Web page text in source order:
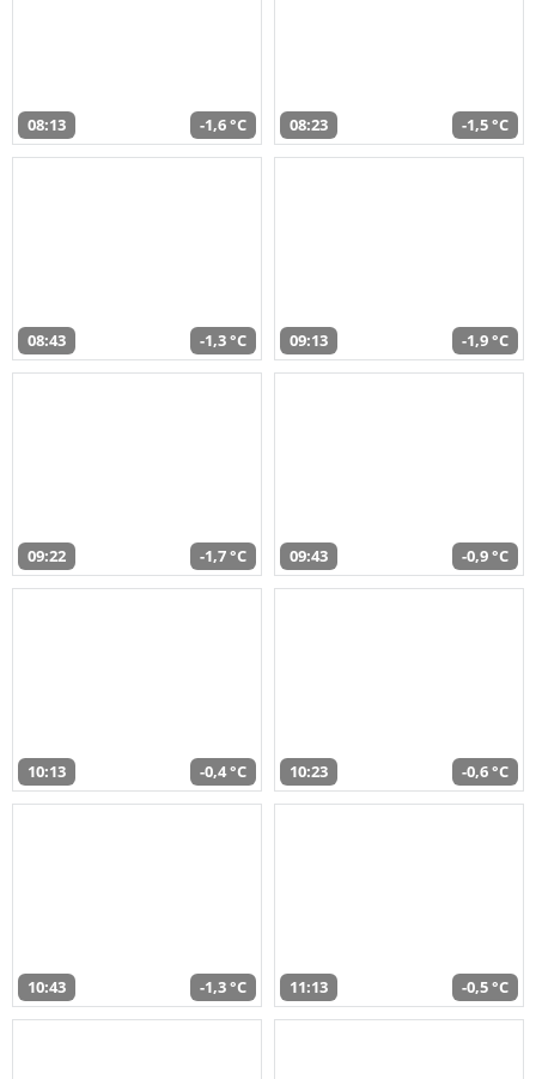
08:13 -1,6 °C 08:23 -1,5 °C
08:43 -1,3 °C 09:13 -1,9 °C
09:22 -1,7 °C 09:43 -0,9 °C
10:13 -0,4 °C 10:23 -0,6 °C
10:43 -1,3 °C 11:13 -0,5 °C